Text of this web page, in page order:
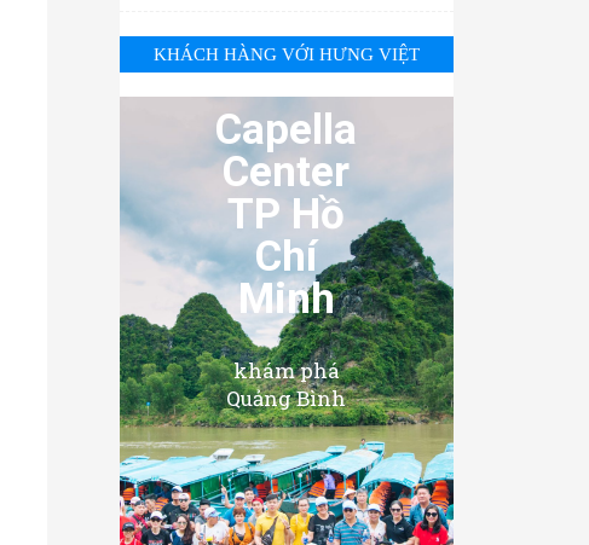
KHÁCH HÀNG VỚI HƯNG VIỆT
Capella
Center
TP Hồ
Chí
Minh
khám phá
Quảng Bình